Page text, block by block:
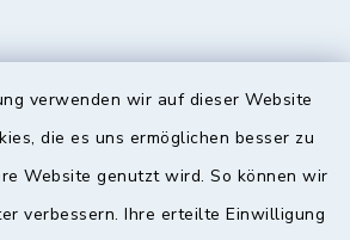
verwenden wir auf dieser Website
die es uns ermöglichen besser zu
Website genutzt wird. So können wir
verbessern. Ihre erteilte Einwilligung